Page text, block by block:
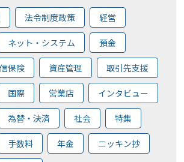
法令制度政策 経営
ネット・システム 預金
保険 資産管理 取引先支援
国際 営業店 インタビュー
為替・決済 社会 特集
手数料 年金 ニッキン抄